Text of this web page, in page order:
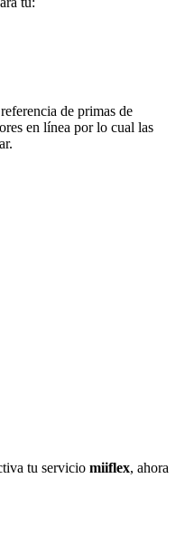
de primas de
en línea por lo cual las
tu servicio miiflex, ahora